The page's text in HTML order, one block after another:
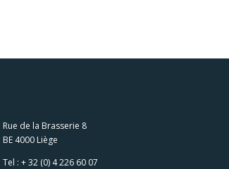
Rue de la Brasserie 8
BE 4000 Liège
Tel : + 32 (0) 4 226 60 07